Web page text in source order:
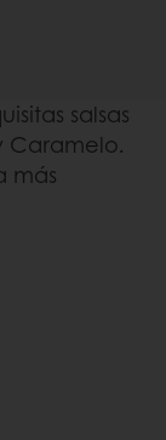
salsas
Caramelo.
más